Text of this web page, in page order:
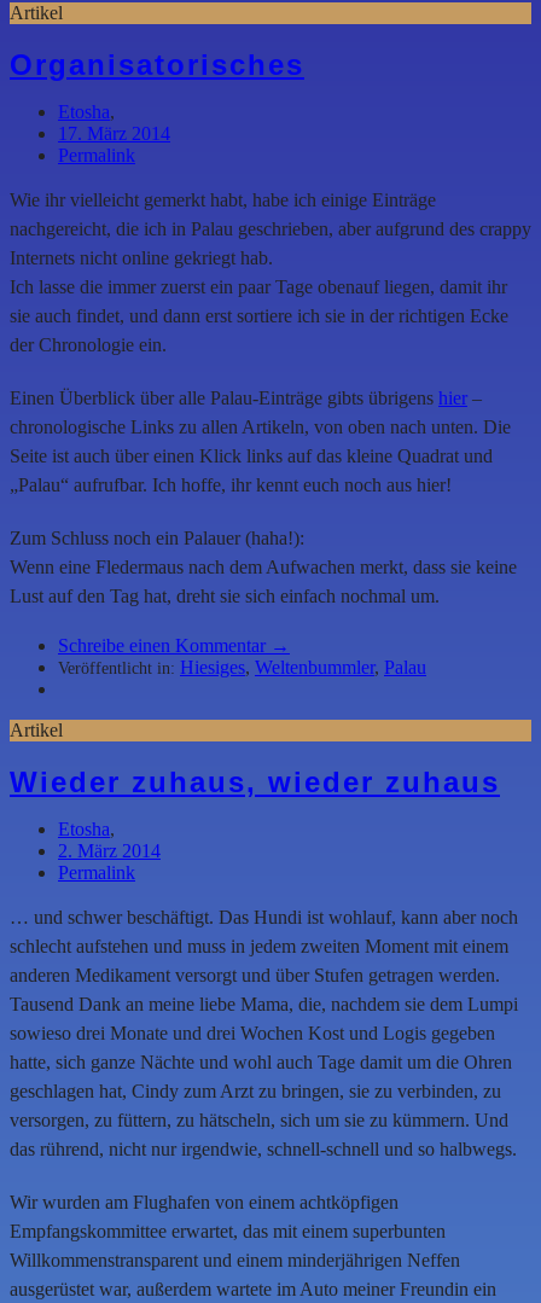
Artikel
Organisatorisches
Etosha,
17. März 2014
Permalink
Wie ihr vielleicht gemerkt habt, habe ich einige Einträge
nachgereicht, die ich in Palau geschrieben, aber aufgrund des crappy
Internets nicht online gekriegt hab.
Ich lasse die immer zuerst ein paar Tage obenauf liegen, damit ihr
sie auch findet, und dann erst sortiere ich sie in der richtigen Ecke
der Chronologie ein.
Einen Überblick über alle Palau-Einträge gibts übrigens hier –
chronologische Links zu allen Artikeln, von oben nach unten. Die
Seite ist auch über einen Klick links auf das kleine Quadrat und
„Palau“ aufrufbar. Ich hoffe, ihr kennt euch noch aus hier!
Zum Schluss noch ein Palauer (haha!):
Wenn eine Fledermaus nach dem Aufwachen merkt, dass sie keine
Lust auf den Tag hat, dreht sie sich einfach nochmal um.
Schreibe einen Kommentar →
Veröffentlicht in: Hiesiges, Weltenbummler, Palau
Artikel
Wieder zuhaus, wieder zuhaus
Etosha,
2. März 2014
Permalink
… und schwer beschäftigt. Das Hundi ist wohlauf, kann aber noch
schlecht aufstehen und muss in jedem zweiten Moment mit einem
anderen Medikament versorgt und über Stufen getragen werden.
Tausend Dank an meine liebe Mama, die, nachdem sie dem Lumpi
sowieso drei Monate und drei Wochen Kost und Logis gegeben
hatte, sich ganze Nächte und wohl auch Tage damit um die Ohren
geschlagen hat, Cindy zum Arzt zu bringen, sie zu verbinden, zu
versorgen, zu füttern, zu hätscheln, sich um sie zu kümmern. Und
das rührend, nicht nur irgendwie, schnell-schnell und so halbwegs.
Wir wurden am Flughafen von einem achtköpfigen
Empfangskommittee erwartet, das mit einem superbunten
Willkommenstransparent und einem minderjährigen Neffen
ausgerüstet war, außerdem wartete im Auto meiner Freundin ein